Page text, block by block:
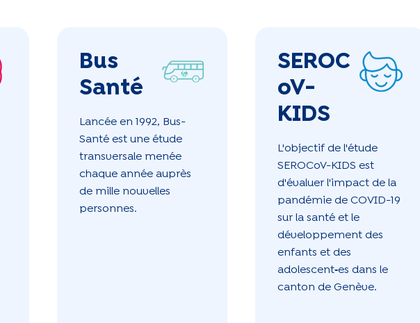
Bus
Santé
Lancée en 1992, Bus-
Santé est une étude
transversale menée
chaque année auprès
de mille nouvelles
personnes.
SEROC
oV-
KIDS
L'objectif de l'étude
SEROCoV-KIDS est
d'évaluer l'impact de la
pandémie de COVID-19
sur la santé et le
développement des
enfants et des
adolescent‑es dans le
canton de Genève.